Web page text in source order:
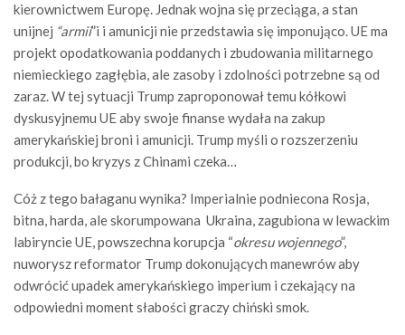
kierownictwem Europę. Jednak wojna się przeciąga, a stan
unijnej “armii”i i amunicji nie przedstawia się imponująco. UE ma
projekt opodatkowania poddanych i zbudowania militarnego
niemieckiego zagłębia, ale zasoby i zdolności potrzebne są od
zaraz. W tej sytuacji Trump zaproponował temu kółkowi
dyskusyjnemu UE aby swoje finanse wydała na zakup
amerykańskiej broni i amunicji. Trump myśli o rozszerzeniu
produkcji, bo kryzys z Chinami czeka…
Cóż z tego bałaganu wynika? Imperialnie podniecona Rosja,
bitna, harda, ale skorumpowana Ukraina, zagubiona w lewackim
labiryncie UE, powszechna korupcja “okresu wojennego”,
nuworysz reformator Trump dokonujących manewrów aby
odwrócić upadek amerykańskiego imperium i czekający na
odpowiedni moment słabości graczy chiński smok.